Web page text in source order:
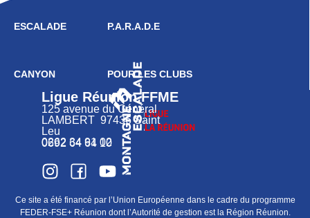
ESCALADE
CANYON
P.A.R.A.D.E
POUR LES CLUBS
Ligue Réunion FFME
125 avenue du Général
LAMBERT 97436 Saint
Leu
0262 34 91 02
0692 64 64 10
Ce site a été financé par l’Union Européenne dans le cadre du programme
FEDER-FSE+ Réunion dont l’Autorité de gestion est la Région Réunion.